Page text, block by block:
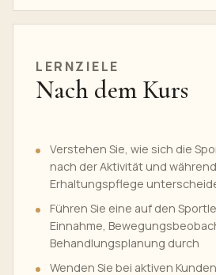
LERNZIELE
Nach dem Kurs
Verstehen Sie, wie sich die
nach der Aktivität und
Erhaltungspflege
Führen Sie eine auf den
Einnahme,
Behandlungsplanung durch
Wenden Sie bei aktiven